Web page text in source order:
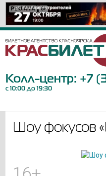
РЕКЛАМА 6+
РЕКЛАМА 16+
РЕКЛАМА 12+
РЕКЛАМА 6+
РЕКЛАМА 12+
РЕКЛАМА 12+
РЕКЛАМА 12+
РЕКЛАМА 16+
РЕКЛАМА 6+
РЕКЛАМА 12+
РЕКЛАМА 12+
РЕКЛАМА 6+
РЕКЛАМА 12+
РЕКЛАМА 6+
РЕКЛАМА 12+
РЕКЛАМА 18+
РЕКЛАМА 12+
РЕКЛАМА 0+
РЕКЛАМА 6+
Колл-центр: +7
с 10:00 до 19:30
Шоу фокусов